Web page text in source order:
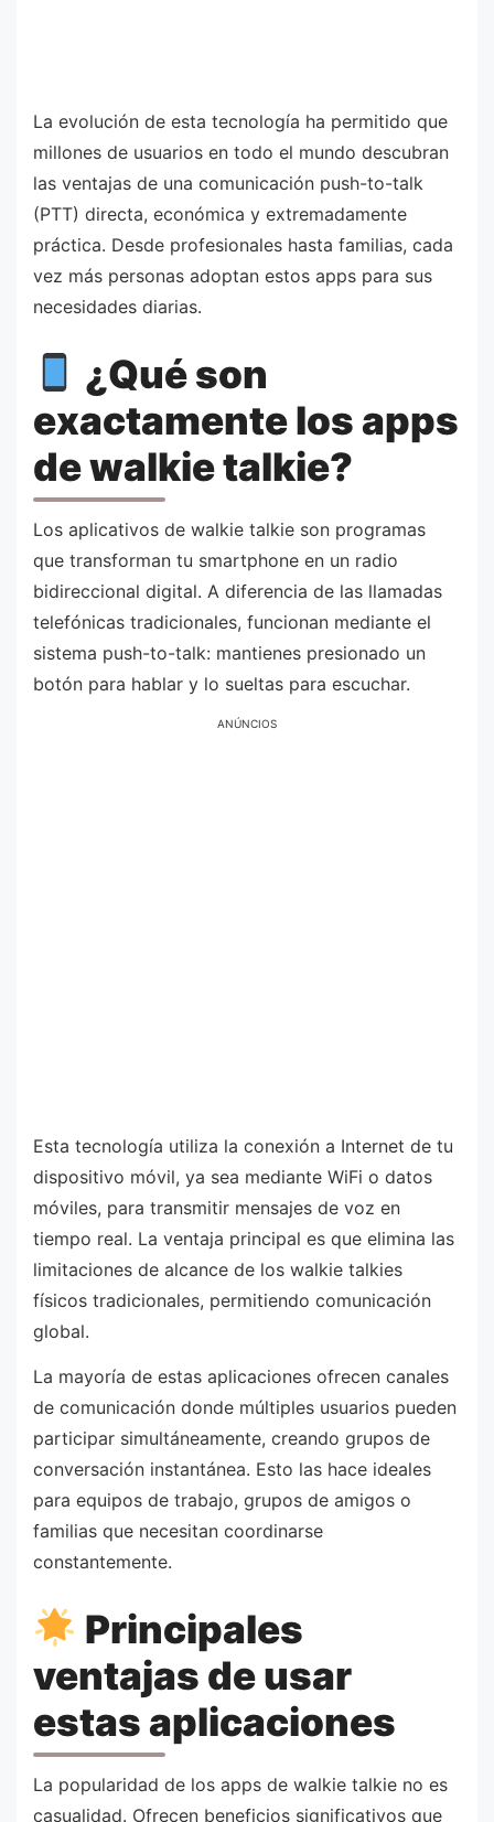
La evolución de esta tecnología ha permitido que
millones de usuarios en todo el mundo descubran
las ventajas de una comunicación push-to-talk
(PTT) directa, económica y extremadamente
práctica. Desde profesionales hasta familias, cada
vez más personas adoptan estos apps para sus
necesidades diarias.
¿Qué son
exactamente los apps
de walkie talkie?
Los aplicativos de walkie talkie son programas
que transforman tu smartphone en un radio
bidireccional digital. A diferencia de las llamadas
telefónicas tradicionales, funcionan mediante el
sistema push-to-talk: mantienes presionado un
botón para hablar y lo sueltas para escuchar.
ANÚNCIOS
Esta tecnología utiliza la conexión a Internet de tu
dispositivo móvil, ya sea mediante WiFi o datos
móviles, para transmitir mensajes de voz en
tiempo real. La ventaja principal es que elimina las
limitaciones de alcance de los walkie talkies
físicos tradicionales, permitiendo comunicación
global.
La mayoría de estas aplicaciones ofrecen canales
de comunicación donde múltiples usuarios pueden
participar simultáneamente, creando grupos de
conversación instantánea. Esto las hace ideales
para equipos de trabajo, grupos de amigos o
familias que necesitan coordinarse
constantemente.
Principales
ventajas de usar
estas aplicaciones
La popularidad de los apps de walkie talkie no es
casualidad. Ofrecen beneficios significativos que